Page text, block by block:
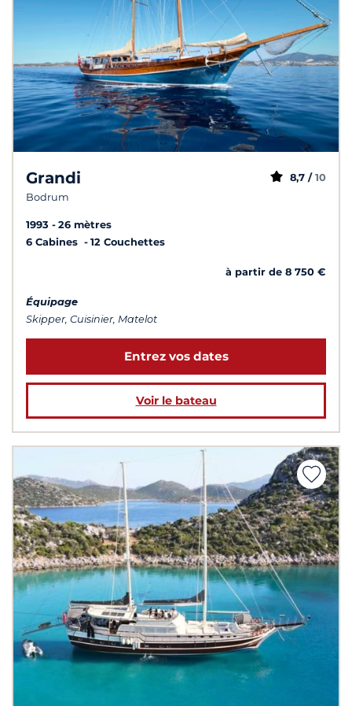
Grandi
Bodrum
8,7 / 10
1993
26 mètres
6 Cabines
12 Couchettes
à partir de 8 750 €
Équipage
Skipper, Cuisinier, Matelot
Entrez vos dates
Voir le bateau